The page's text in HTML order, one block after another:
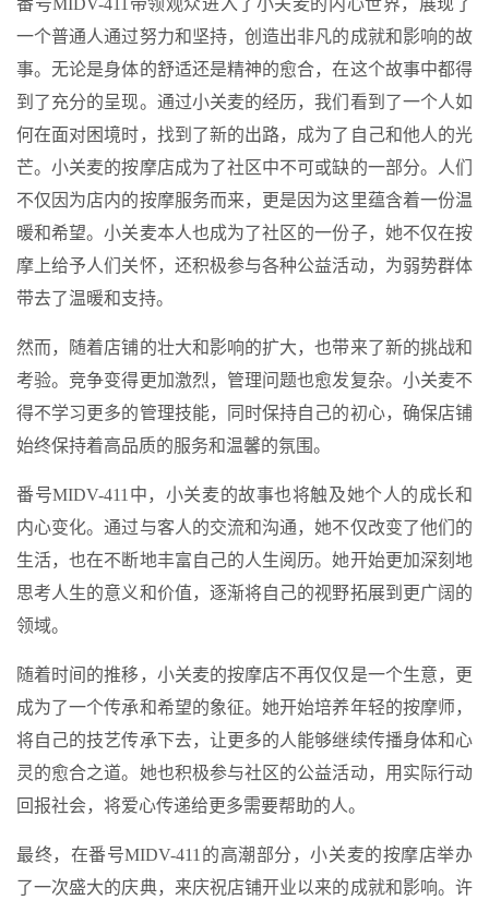
一个普通人通过努力和坚持，创造出非凡的成就和影响的故
事。无论是身体的舒适还是精神的愈合，在这个故事中都得
到了充分的呈现。通过小关麦的经历，我们看到了一个人如
何在面对困境时，找到了新的出路，成为了自己和他人的光
芒。小关麦的按摩店成为了社区中不可或缺的一部分。人们
不仅因为店内的按摩服务而来，更是因为这里蕴含着一份温
暖和希望。小关麦本人也成为了社区的一份子，她不仅在按
摩上给予人们关怀，还积极参与各种公益活动，为弱势群体
带去了温暖和支持。
然而，随着店铺的壮大和影响的扩大，也带来了新的挑战和
考验。竞争变得更加激烈，管理问题也愈发复杂。小关麦不
得不学习更多的管理技能，同时保持自己的初心，确保店铺
始终保持着高品质的服务和温馨的氛围。
番号MIDV-411中，小关麦的故事也将触及她个人的成长和
内心变化。通过与客人的交流和沟通，她不仅改变了他们的
生活，也在不断地丰富自己的人生阅历。她开始更加深刻地
思考人生的意义和价值，逐渐将自己的视野拓展到更广阔的
领域。
随着时间的推移，小关麦的按摩店不再仅仅是一个生意，更
成为了一个传承和希望的象征。她开始培养年轻的按摩师，
将自己的技艺传承下去，让更多的人能够继续传播身体和心
灵的愈合之道。她也积极参与社区的公益活动，用实际行动
回报社会，将爱心传递给更多需要帮助的人。
最终，在番号MIDV-411的高潮部分，小关麦的按摩店举办
了一次盛大的庆典，来庆祝店铺开业以来的成就和影响。许